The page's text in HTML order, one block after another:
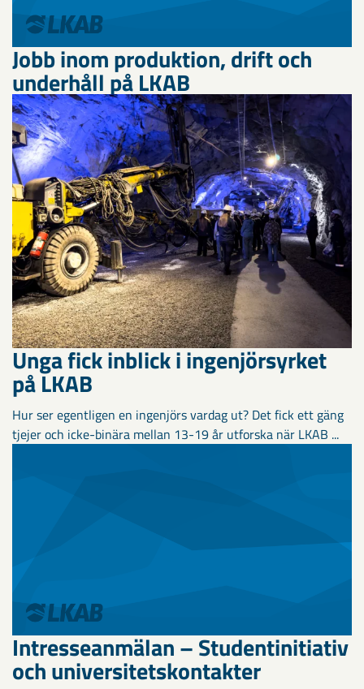
Jobb inom produktion, drift och
underhåll på LKAB
Unga fick inblick i ingenjörsyrket
på LKAB
Hur ser egentligen en ingenjörs vardag ut? Det fick ett gäng
tjejer och icke-binära mellan 13-19 år utforska när LKAB ...
Intresseanmälan – Studentinitiativ
och universitetskontakter